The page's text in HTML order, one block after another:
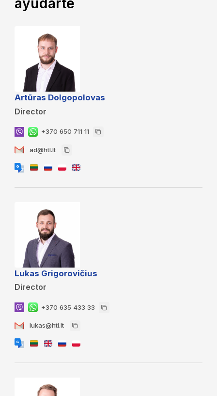
ayudarte
Artūras Dolgopolovas
Director
+370 650 711 11
ad@htl.lt
Lukas Grigorovičius
Director
+370 635 433 33
lukas@htl.lt